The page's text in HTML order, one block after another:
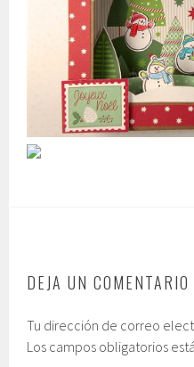
DEJA UN COMENTARIO
Tu dirección de correo
Los campos obligatorios